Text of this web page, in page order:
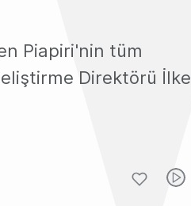
Piapiri'nin tüm
Direktörü